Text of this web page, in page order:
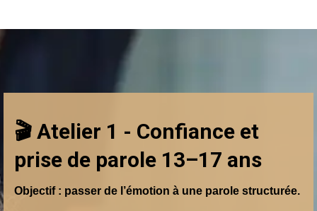
🎬 Atelier 1 - Confiance et
prise de parole 13–17 ans
Objectif : passer de l’émotion à une parole structurée.